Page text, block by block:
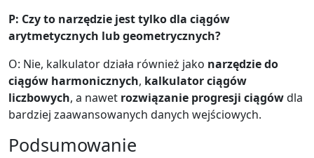
P: Czy to narzędzie jest tylko dla ciągów
arytmetycznych lub geometrycznych?
O: Nie, kalkulator działa również jako narzędzie do
ciągów harmonicznych, kalkulator ciągów
liczbowych, a nawet rozwiązanie progresji ciągówdla
bardziej zaawansowanych danych wejściowych.
Podsumowanie